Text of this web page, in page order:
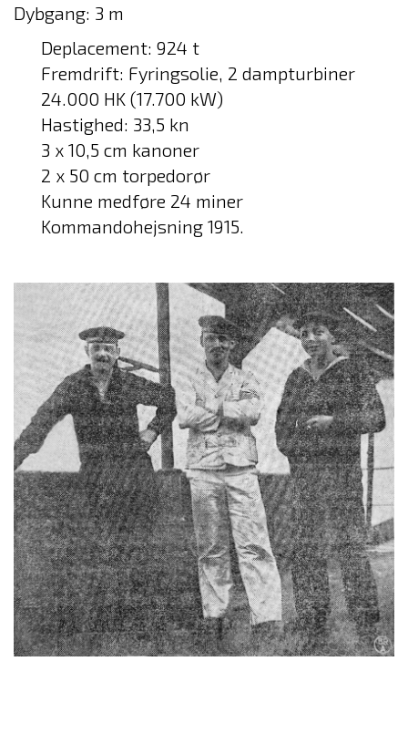
Dybgang: 3 m
Deplacement: 924 t
Fremdrift: Fyringsolie, 2 dampturbiner
24.000 HK (17.700 kW)
Hastighed: 33,5 kn
3 x 10,5 cm kanoner
2 x 50 cm torpedorør
Kunne medføre 24 miner
Kommandohejsning 1915.